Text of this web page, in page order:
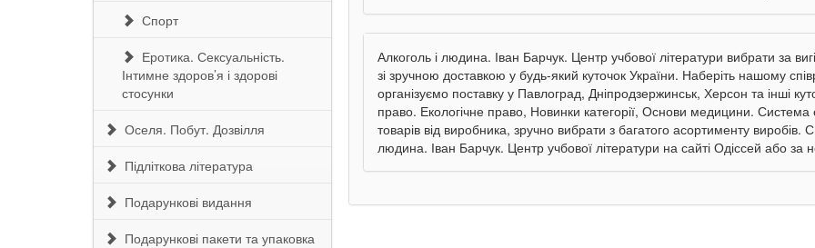
Спорт
Еротика. Сексуальність.
Інтимне здоров’я і здорові
стосунки
Оселя. Побут. Дозвілля
Підліткова література
Подарункові видання
Подарункові пакети та упаковка
Алкоголь і людина. Іван Барчук. Центр учбової літератури вибрати за
зі зручною доставкою у будь-який куточок України. Наберіть нашому
організуємо поставку у Павлоград, Дніпродзержинськ, Херсон та інші
право. Екологічне право, Новинки категорії, Основи медицини.
товарів від виробника, зручно вибрати з багатого асортименту виробів.
людина. Іван Барчук. Центр учбової літератури на сайті Одіссей або